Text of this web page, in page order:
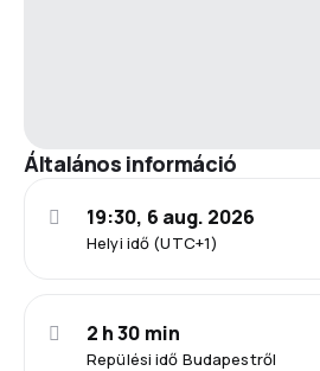
Általános információ
Helyi idő (UTC+1)
19:30, 6 aug. 2026
Repülési idő Budapestről
2 h 30 min